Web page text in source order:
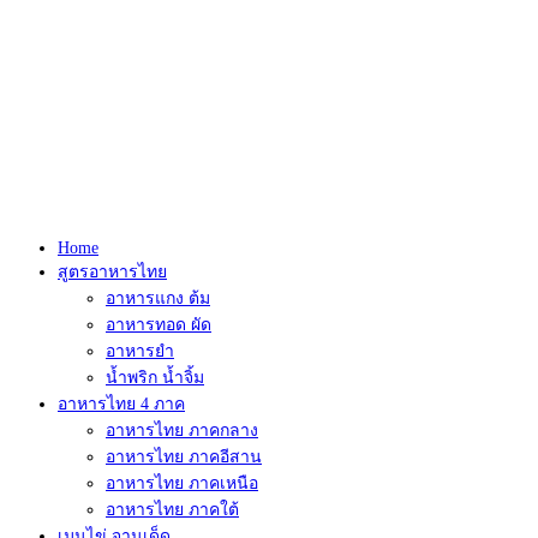
Home
สูตรอาหารไทย
อาหารแกง ต้ม
อาหารทอด ผัด
อาหารยำ
น้ำพริก น้ำจิ้ม
อาหารไทย 4 ภาค
อาหารไทย ภาคกลาง
อาหารไทย ภาคอีสาน
อาหารไทย ภาคเหนือ
อาหารไทย ภาคใต้